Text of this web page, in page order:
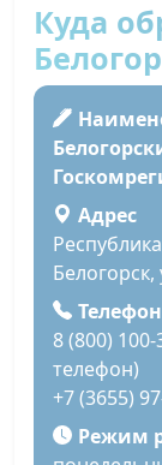
Куда
Адрес
Телефон
8 (800)
телефон)
+7 (3655)
Режим